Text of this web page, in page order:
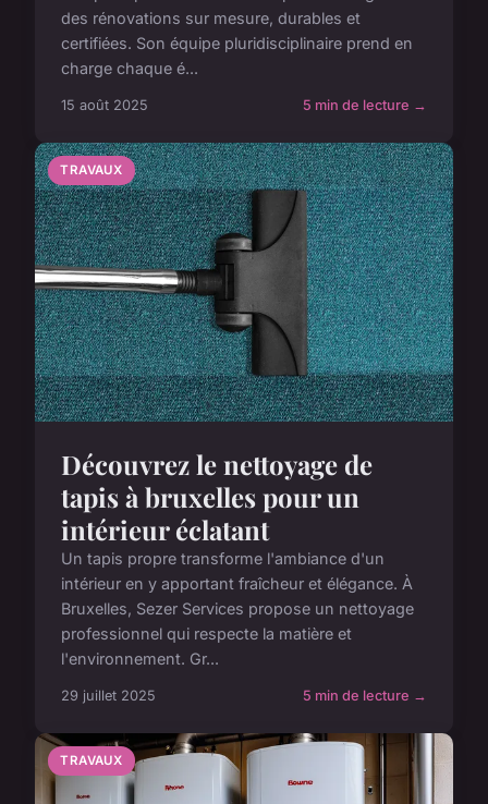
des rénovations sur mesure, durables et
certifiées. Son équipe pluridisciplinaire prend en
charge chaque é...
15 août 2025 5 min de lecture →
TRAVAUX
Découvrez le nettoyage de
tapis à bruxelles pour un
intérieur éclatant
Un tapis propre transforme l'ambiance d'un
intérieur en y apportant fraîcheur et élégance. À
Bruxelles, Sezer Services propose un nettoyage
professionnel qui respecte la matière et
l'environnement. Gr...
29 juillet 2025 5 min de lecture →
TRAVAUX